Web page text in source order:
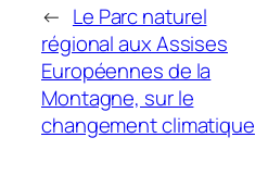
← Le Parc naturel
régional aux Assises
Européennes de la
Montagne, sur le
changement climatique